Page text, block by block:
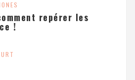
repérer les
!